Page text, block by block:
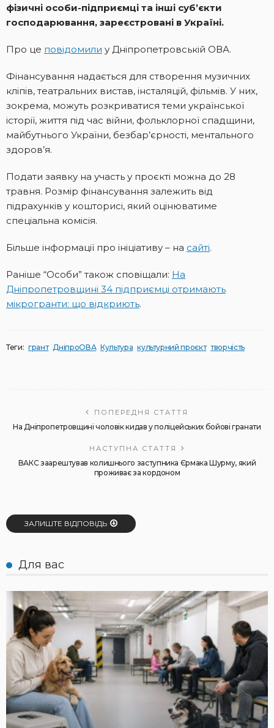
фізичні особи-підприємці та інші суб’єкти
господарювання, зареєстровані в Україні.
Про це повідомили у Дніпропетровській ОВА.
Фінансування надається для створення музичних
кліпів, театральних вистав, інсталяцій, фільмів. У них,
зокрема, можуть розкриватися теми української
історії, життя під час війни, фольклорної спадщини,
майбутнього України, безбар’єрності, ментального
здоров’я.
Подати заявку на участь у проєкті можна до 28
травня. Розмір фінансування залежить від
підрахунків у кошторисі, який оцінюватиме
спеціальна комісія.
Більше інформації про ініціативу – на сайті.
Раніше “Особи” також сповіщали: На
Дніпропетровщині 34 підприємці отримають
мікрогранти: що відкриють.
Теги: грант ДніпроОВА Культура культурний проєкт творчість
ПОПЕРЕДНЯ СТАТТЯ
На Дніпропетровщині чоловік кидав у поліцейських бойові гранати
НАСТУПНА СТАТТЯ
ВАКС заарештував колишнього заступника Єрмака Шурму, який
проживає за кордоном
ЗАЛИШТЕ ВІДПОВІДЬ
Для вас